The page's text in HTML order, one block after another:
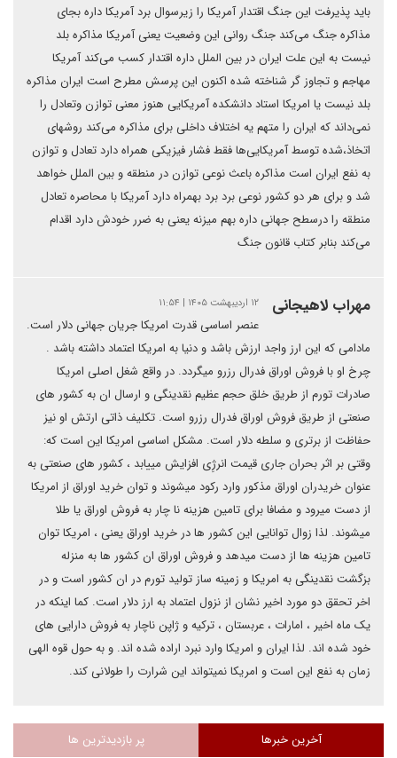
باید پذیرفت این جنگ اقتدار آمریکا را زیرسوال برد آمریکا داره بجای
مذاکره جنگ می‌کند جنگ روانی این وضعیت یعنی آمریکا مذاکره بلد
نیست به این علت ایران در بین الملل داره اقتدار کسب می‌کند آمریکا
مهاجم و تجاوز گر شناخته شده اکنون این پرسش مطرح است ایران مذاکره
بلد نیست یا امریکا استاد دانشکده آمریکایی هنوز معنی توازن وتعادل را
نمی‌داند که ایران را متهم یه اختلاف داخلی برای مذاکره می‌کند روشهای
اتخاذ،شده توسط آمریکایی‌ها فقط فشار فیزیکی همراه دارد تعادل و توازن
به نفع ایران است مذاکره باعث نوعی توازن در منطقه و بین الملل خواهد
شد و برای هر دو کشور نوعی برد برد بهمراه دارد آمریکا با محاصره تعادل
منطقه را درسطح جهانی داره بهم میزنه یعنی به ضرر خودش دارد اقدام
می‌کند بنابر کتاب قانون جنگ
مهراب لاهیجانی ۱۲ اردیبهشت ۱۴۰۵ | ۱۱:۵۴
عنصر اساسی قدرت امریکا جریان جهانی دلار است.
مادامی که این ارز واجد ارزش باشد و دنیا به امریکا اعتماد داشته باشد .
چرخ او با فروش اوراق فدرال رزرو میگردد. در واقع شغل اصلی امریکا
صادرات تورم از طریق خلق حجم عظیم نقدینگی و ارسال ان به کشور های
صنعتی از طریق فروش اوراق فدرال رزرو است. تکلیف ذاتی ارتش او نیز
حفاظت از برتری و سلطه دلار است. مشکل اساسی امریکا این است که:
وقتی بر اثر بحران جاری قیمت انرژِی افزایش مییابد ، کشور های صنعتی به
عنوان خریدران اوراق مذکور وارد رکود میشوند و توان خرید اوراق از امریکا
از دست میرود و مضافا برای تامین هزینه نا چار به فروش اوراق یا طلا
میشوند. لذا زوال توانایی این کشور ها در خرید اوراق یعنی ، امریکا توان
تامین هزینه ها از دست میدهد و فروش اوراق ان کشور ها به منزله
بزگشت نقدینگی به امریکا و زمینه ساز تولید تورم در ان کشور است و در
اخر تحقق دو مورد اخیر نشان از نزول اعتماد به ارز دلار است. کما اینکه در
یک ماه اخیر ، امارات ، عربستان ، ترکیه و ژاپن ناچار به فروش دارایی های
خود شده اند. لذا ایران و امریکا وارد نبرد اراده شده اند. و به حول قوه الهی
زمان به نفع این است و امریکا نمیتواند این شرارت را طولانی کند.
آخرین خبرها پر بازدیدترین ها